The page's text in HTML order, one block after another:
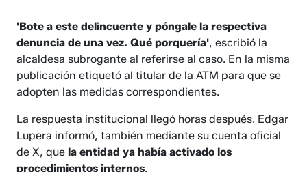
'Bote a este delincuente y póngale la respectiva
denuncia de una vez. Qué porquería', escribió la
alcaldesa subrogante al referirse al caso. En la misma
publicación etiquetó al titular de la ATM para que se
adopten las medidas correspondientes.
La respuesta institucional llegó horas después. Edgar
Lupera informó, también mediante su cuenta oficial
de X, que la entidad ya había activado los
procedimientos internos.